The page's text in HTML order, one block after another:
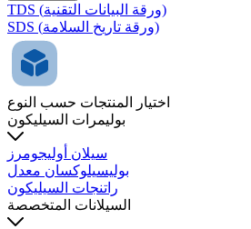
TDS (ورقة البيانات التقنية)
SDS (ورقة تاريخ السلامة)
اختيار المنتجات حسب النوع
بوليمرات السيليكون
سيلان أوليجومرز
بوليسيلوكسان معدل
راتنجات السيليكون
السيلانات المتخصصة